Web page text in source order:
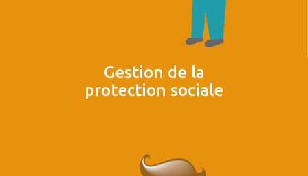
Gestion de la
protection sociale